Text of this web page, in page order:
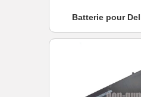
Batterie pour